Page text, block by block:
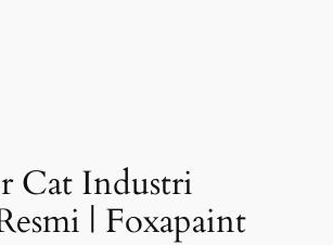
Cat Industri
| Foxapaint